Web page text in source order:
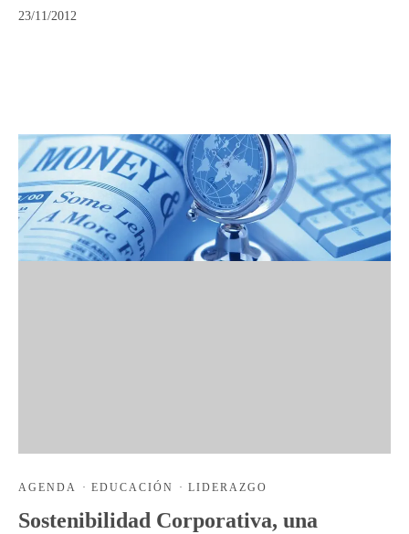
23/11/2012
AGENDA · EDUCACIÓN · LIDERAZGO
Sostenibilidad Corporativa, una